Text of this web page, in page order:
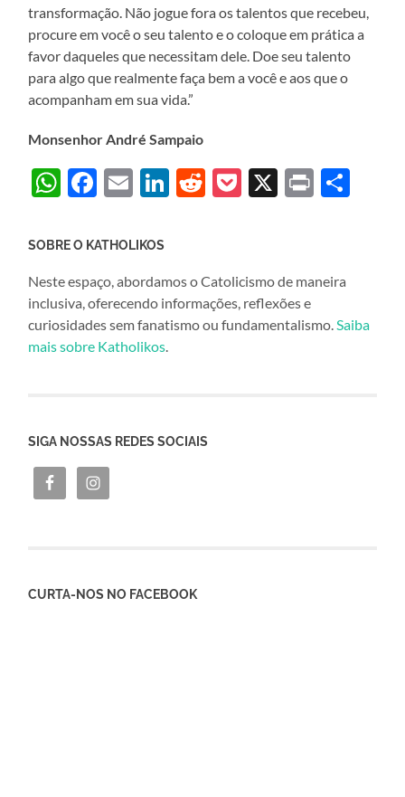
transformação. Não jogue fora os talentos que recebeu,
procure em você o seu talento e o coloque em prática a
favor daqueles que necessitam dele. Doe seu talento
para algo que realmente faça bem a você e aos que o
acompanham em sua vida.”
Monsenhor André Sampaio
WhatsApp
Facebook
EmailLinkedIn
Reddit
Pocket
X Print
SOBRE O KATHOLIKOS
Neste espaço, abordamos o Catolicismo de maneira
inclusiva, oferecendo informações, reflexões e
curiosidades sem fanatismo ou fundamentalismo.Saiba
mais sobre Katholikos.
SIGA NOSSAS REDES SOCIAIS
CURTA-NOS NO FACEBOOK